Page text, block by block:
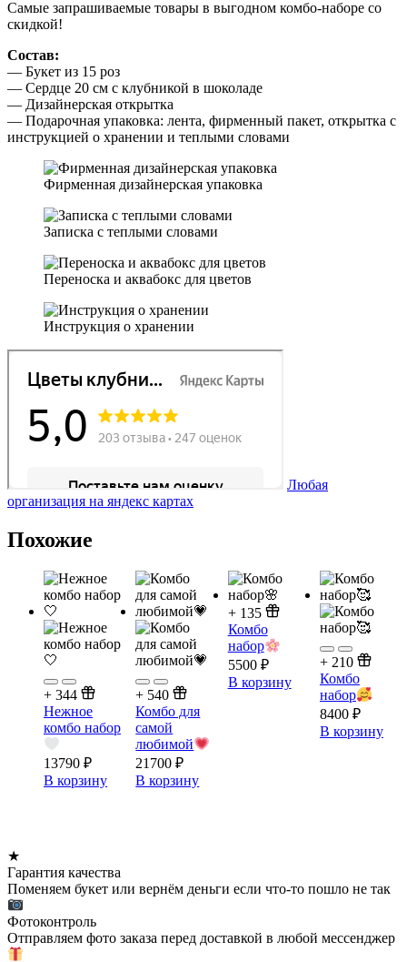
Самые запрашиваемые товары в выгодном комбо-наборе со
скидкой!
Состав:
— Букет из 15 роз
— Сердце 20 см с клубникой в шоколаде
— Дизайнерская открытка
— Подарочная упаковка: лента, фирменный пакет, открытка с
инструкцией о хранении и теплыми словами
Фирменная дизайнерская упаковка
Записка с теплыми словами
Переноска и аквабокс для цветов
Инструкция о хранении
Любая
организация на яндекс картах
Похожие
+ 344
Нежное
комбо набор
13790 ₽
В корзину
+ 540
Комбо для
самой
любимой
21700₽
В корзину
+ 135
Комбо
набор
5500 ₽
В корзину
+ 210
Комбо
набор
8400 ₽
В корзину
★
Гарантия качества
Поменяем букет или вернём деньги если что-то пошло не так
Фотоконтроль
Отправляем фото заказа перед доставкой в любой мессенджер